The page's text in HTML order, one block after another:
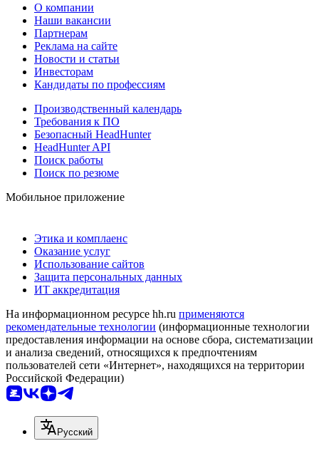
О компании
Наши вакансии
Партнерам
Реклама на сайте
Новости и статьи
Инвесторам
Кандидаты по профессиям
Производственный календарь
Требования к ПО
Безопасный HeadHunter
HeadHunter API
Поиск работы
Поиск по резюме
Мобильное приложение
Этика и комплаенс
Оказание услуг
Использование сайтов
Защита персональных данных
ИТ аккредитация
На информационном ресурсе hh.ru применяются
рекомендательные технологии (информационные технологии
предоставления информации на основе сбора, систематизации
и анализа сведений, относящихся к предпочтениям
пользователей сети «Интернет», находящихся на территории
Российской Федерации)
Русский